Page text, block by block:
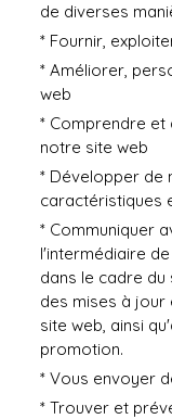
de diverses
* Fournir,
* Améliorer,
web
* Comprendre et
notre site web
* Développer de
caractéristiques
* Communiquer
l'intermédiaire
dans le cadre
des mises à
site web, ainsi
promotion.
* Vous envoyer
* Trouver et